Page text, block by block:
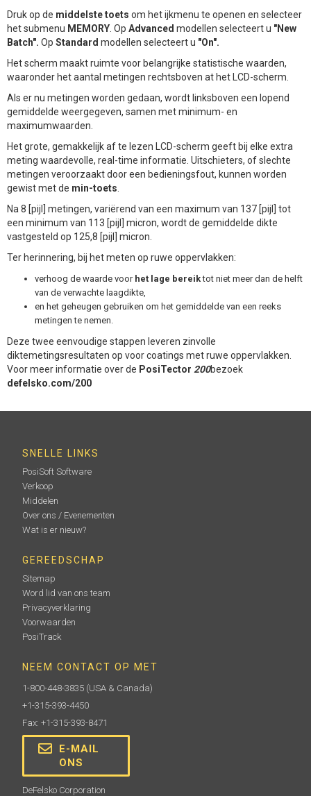
Druk op de middelste toets om het ijkmenu te openen en selecteer
het submenu MEMORY . Op Advanced modellen selecteert u "New
Batch". Op Standard modellen selecteert u "On".
Het scherm maakt ruimte voor belangrijke statistische waarden,
waaronder het aantal metingen rechtsboven at het LCD-scherm.
Als er nu metingen worden gedaan, wordt linksboven een lopend
gemiddelde weergegeven, samen met minimum- en
maximumwaarden.
Het grote, gemakkelijk af te lezen LCD-scherm geeft bij elke extra
meting waardevolle, real-time informatie. Uitschieters, of slechte
metingen veroorzaakt door een bedieningsfout, kunnen worden
gewist met de min-toets
Na 8 [pijl] metingen, variërend van een maximum van 137 [pijl] tot
een minimum van 113 [pijl] micron, wordt de gemiddelde dikte
vastgesteld op 125,8 [pijl] micron.
Ter herinnering, bij het meten op ruwe oppervlakken:
verhoog de waarde voor het lage bereiktot niet meer dan de helft
van de verwachte laagdikte,
en het geheugen gebruiken om het gemiddelde van een reeks
metingen te nemen.
Deze twee eenvoudige stappen leveren zinvolle
diktemetingsresultaten op voor coatings met ruwe oppervlakken.
Voor meer informatie over de PosiTector 200bezoek
defelsko.com/200
SNELLE LINKS
PosiSoft Software
Verkoop
Middelen
Over ons / Evenementen
Wat is er nieuw?
GEREEDSCHAP
Sitemap
Word lid van ons team
Privacyverklaring
Voorwaarden
PosiTrack
NEEM CONTACT OP MET
1-800-448-3835 (USA & Canada)
+1-315-393-4450
Fax: +1-315-393-8471
E-MAIL
ONS
DeFelsko Corporation